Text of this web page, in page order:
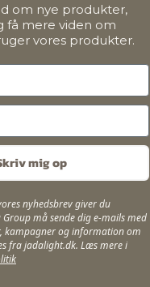
om nye produkter,
få mere viden om
vores produkter.
mig op
nyhedsbrev giver du
må sende dig e-mails med
kampagner og information om
fra jadalight.dk. Læs mere i